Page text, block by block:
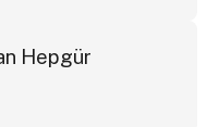
Hepgür